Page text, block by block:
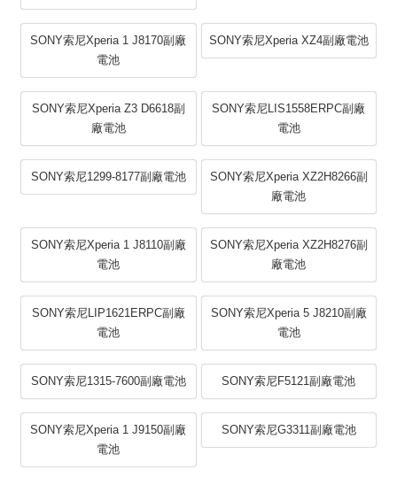
SONY索尼Xperia 1 J8170副廠
電池
SONY索尼Xperia XZ4副廠電池
SONY索尼Xperia Z3 D6618副
廠電池
SONY索尼LIS1558ERPC副廠
電池
SONY索尼1299-8177副廠電池
SONY索尼Xperia XZ2H8266副
廠電池
SONY索尼Xperia 1 J8110副廠
電池
SONY索尼Xperia XZ2H8276副
廠電池
SONY索尼LIP1621ERPC副廠
電池
SONY索尼Xperia 5 J8210副廠
電池
SONY索尼1315-7600副廠電池 SONY索尼F5121副廠電池
SONY索尼Xperia 1 J9150副廠
電池
SONY索尼G3311副廠電池